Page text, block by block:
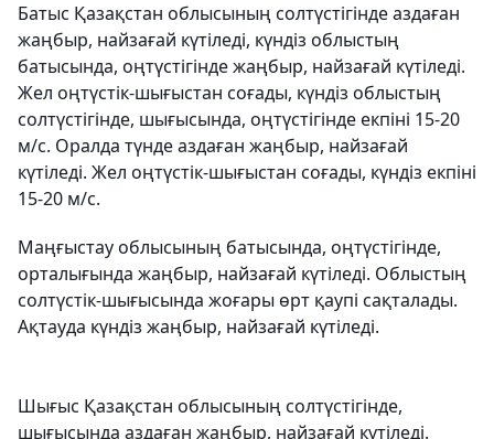
Батыс Қазақстан облысының солтүстігінде аздаған
жаңбыр, найзағай күтіледі, күндіз облыстың
батысында, оңтүстігінде жаңбыр, найзағай күтіледі.
Жел оңтүстік-шығыстан соғады, күндіз облыстың
солтүстігінде, шығысында, оңтүстігінде екпіні 15-20
м/с. Оралда түнде аздаған жаңбыр, найзағай
күтіледі. Жел оңтүстік-шығыстан соғады, күндіз екпіні
15-20 м/с.
Маңғыстау облысының батысында, оңтүстігінде,
орталығында жаңбыр, найзағай күтіледі. Облыстың
солтүстік-шығысында жоғары өрт қаупі сақталады.
Ақтауда күндіз жаңбыр, найзағай күтіледі.
Шығыс Қазақстан облысының солтүстігінде,
шығысында аздаған жаңбыр, найзағай күтіледі.